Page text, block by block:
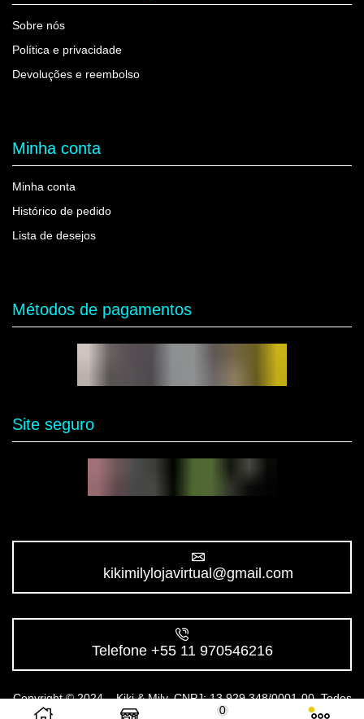
0
Sobre nós
Política e privacidade
Devoluções e reembolso
Minha conta
Minha conta
Histórico de pedido
Lista de desejos
Métodos de pagamentos
Site seguro
kikimilylojavirtual@gmail.com
Telefone +55 11 970546216
Copyright © 2024 – Kiki & Mily. CNPJ: 13.929.348/0001-00. Todos